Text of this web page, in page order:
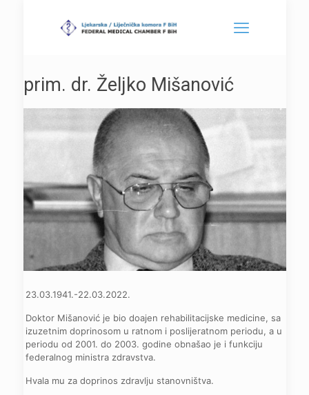
prim. dr. Željko Mišanović
23.03.1941.-22.03.2022.
Doktor Mišanović je bio doajen rehabilitacijske medicine, sa
izuzetnim doprinosom u ratnom i poslijeratnom periodu, a u
periodu od 2001. do 2003. godine obnašao je i funkciju
federalnog ministra zdravstva.
Hvala mu za doprinos zdravlju stanovništva.